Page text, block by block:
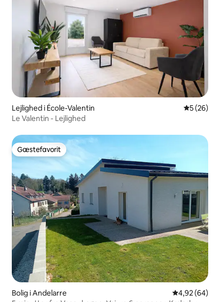
Lejlighed i École-Valentin 5 ud af 5 i
5 (26)
Le Valentin - Lejlighed
Gæstefavorit
Gæstefavorit
Bolig i Andelarre 4,92 ud af 5 i
4,92 (64)